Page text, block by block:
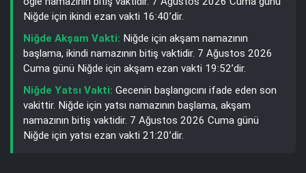
Niğde için ikindi ezan vakti 16:40’dir.
Niğde Akşam Vakti: Niğde için akşam namazının
başlama, ikindi namazının bitiş vaktidir. 7 Ağustos 2026
Cuma günü Niğde için akşam ezan vakti 19:52’dir.
Niğde Yatsı Vakti: Gecenin başlangıcını ifade eden son
vakittir. Niğde için yatsı namazının başlama, akşam
namazının bitiş vaktidir. 7 Ağustos 2026 Cuma günü
Niğde için yatsı ezan vakti 21:20’dir.